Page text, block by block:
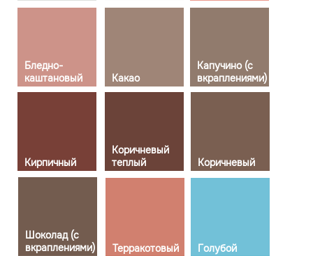
Терракотовый
Шоколад (с
вкраплениями)
Капучино (с
вкраплениями)
Коричневый
Какао
Коричневый
теплый
Бледно-
каштановый
Голубой
Кирпичный